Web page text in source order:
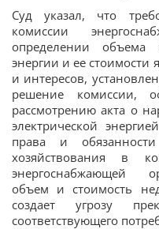
Суд указал, что
комиссии
определении объема
энергии и ее стоимости
и интересов,
решение комиссии,
рассмотрению акта о
электрической
права и обязанности
хозяйствования в
энергоснабжающей
объем и стоимость
создает угрозу
соответствующего